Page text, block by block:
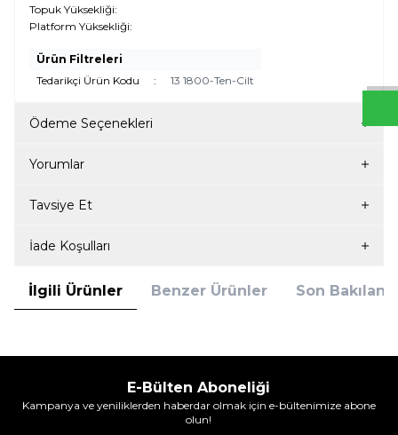
Topuk Yüksekliği:
Platform Yüksekliği:
Ürün Filtreleri
Tedarikçi Ürün Kodu
: 13 1800-Ten-Cilt
Ödeme Seçenekleri
Yorumlar
Tavsiye Et
İade Koşulları
İlgili Ürünler Benzer Ürünler Son
E-Bülten Aboneliği
Kampanya ve yeniliklerden haberdar olmak için e-bültenimize abone
olun!